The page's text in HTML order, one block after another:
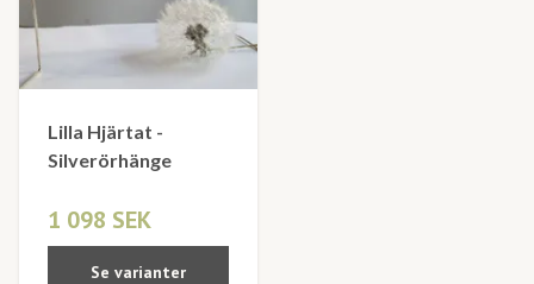
Lilla Hjärtat -
Silverörhänge
1 098 SEK
Se varianter